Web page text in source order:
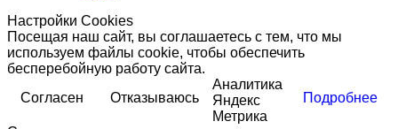
Настройки Cookies
Посещая наш сайт, вы соглашаетесь с тем, что мы
используем файлы cookie, чтобы обеспечить
бесперебойную работу сайта.
Согласен
Отказываюсь Подробнее
Аналитика
Яндекс
Метрика